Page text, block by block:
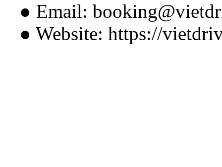
● Email:
● Website: https://